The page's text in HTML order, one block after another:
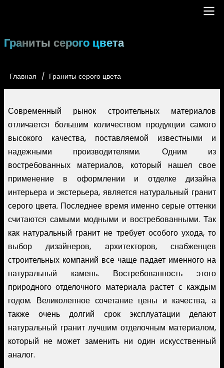
содержанию
Main
Граниты серого цвета
Строка
Главная Граниты серого цвета
Современный рынок строительных материалов
отличается большим количеством продукции самого
высокого качества, поставляемой известными и
надежными производителями. Одним из
востребованных материалов, который нашел свое
применение в оформлении и отделке дизайна
интерьера и экстерьера, является натуральный гранит
серого цвета. Последнее время именно серые оттенки
считаются самыми модными и востребованными. Так
как натуральный гранит не требует особого ухода, то
выбор дизайнеров, архитекторов, снабженцев
строительных компаний все чаще падает именного на
натуральный камень. Востребованность этого
природного отделочного материала растет с каждым
годом. Великолепное сочетание цены и качества, а
также очень долгий срок эксплуатации делают
натуральный гранит лучшим отделочным материалом,
который не может заменить ни один искусственный
аналог.